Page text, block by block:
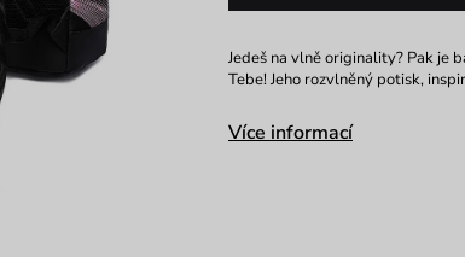
Jedeš na vlně originality? Pak je
Tebe! Jeho rozvlněný potisk,
Více informací